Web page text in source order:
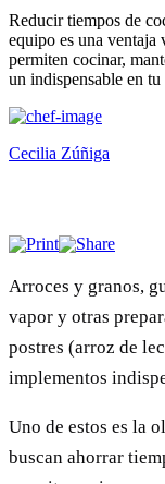
Reducir tiempos de
equipo es una ventaja
permiten cocinar,
un indispensable en tu
Cecilia Zúñiga
Arroces y granos,
vapor y otras
postres (arroz de
implementos
Uno de estos es la
buscan ahorrar